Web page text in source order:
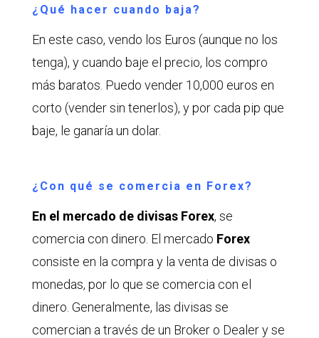
¿Qué hacer cuando baja?
En este caso, vendo los Euros (aunque no los
tenga), y cuando baje el precio, los compro
más baratos. Puedo vender 10,000 euros en
corto (vender sin tenerlos), y por cada pip que
baje, le ganaría un dolar.
¿Con qué se comercia en Forex?
En el mercado de divisas Forex, se
comercia con dinero. El mercado Forex
consiste en la compra y la venta de divisas o
monedas, por lo que se comercia con el
dinero. Generalmente, las divisas se
comercian a través de un Broker o Dealer y se